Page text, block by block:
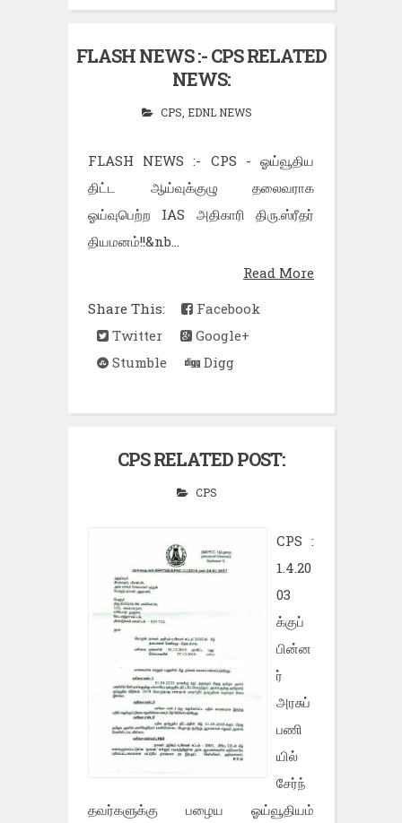
FLASH NEWS :- CPS RELATED
NEWS:
CPS EDNL NEWS
FLASH NEWS :- CPS - ஓய்வூதிய
திட்ட ஆய்வுக்குழு தலைவராக
ஓய்வுபெற்ற IAS அதிகாரி திரு.ஸ்ரீதர்
தியமனம்!!&nb...
Read More
Share This:
Facebook
Twitter
Google+
Stumble
Digg
CPS RELATED POST:
CPS
CPS :
1.4.20
03
க்குப்
பின்ன
ர்
அரசுப்
பணி
யில்
சேர்ந்
தவர்களுக்கு பழைய ஓய்வூதியம்